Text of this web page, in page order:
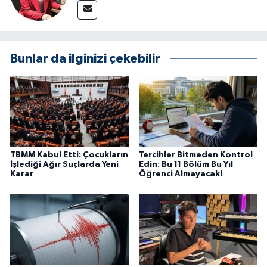
Bunlar da ilginizi çekebilir
TBMM Kabul Etti: Çocukların
İşlediği Ağır Suçlarda Yeni
Karar
Tercihler Bitmeden Kontrol
Edin: Bu 11 Bölüm Bu Yıl
Öğrenci Almayacak!